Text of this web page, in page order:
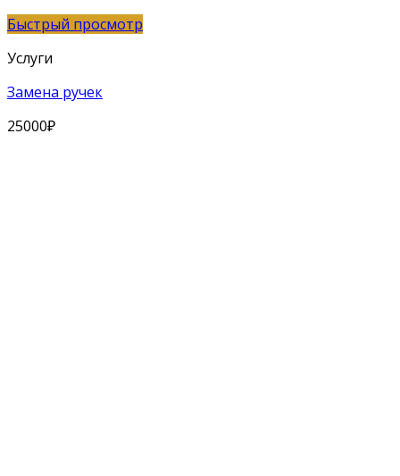
Быстрый просмотр
Услуги
Замена ручек
25000₽